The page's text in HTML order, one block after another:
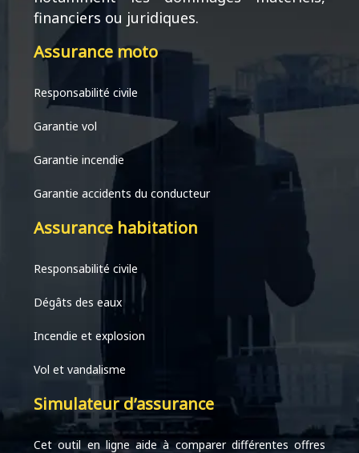
financiers ou juridiques.
Assurance moto
Responsabilité civile
Garantie vol
Garantie incendie
Garantie accidents du conducteur
Assurance habitation
Responsabilité civile
Dégâts des eaux
Incendie et explosion
Vol et vandalisme
Simulateur d’assurance
Cet outil en ligne aide à comparer différentes offres